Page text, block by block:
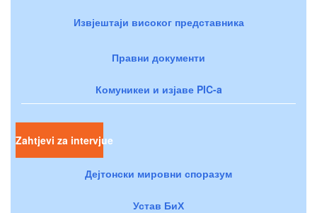
Извјештаји високог представника
Правни документи
Комуникеи и изјаве PIC-a
Zahtjevi za intervjue
Дејтонски мировни споразум
Устав БиХ